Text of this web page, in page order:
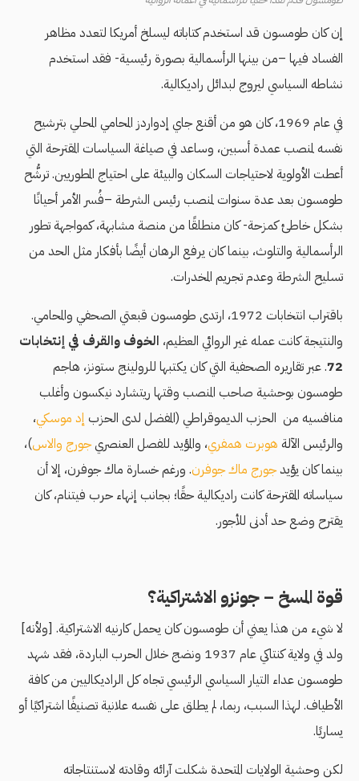
إن كان طومسون قد استخدم كتاباته ليسلخ أمريكا لتعدد مظاهر
الفساد فيها –من بينها الرأسمالية بصورة رئيسية- فقد استخدم
نشاطه السياسي ليروج لبدائل راديكالية.
في عام 1969، كان هو من أقنع جاي إدواردز المحامي المحلي بترشيح
نفسه لمنصب عمدة أسبين، وساعد في صياغة السياسات المقترحة التي
أعطت الأولوية لاحتياجات السكان والبيئة على احتياج المطوريين. ترشُّح
طومسون بعد عدة سنوات لمنصب رئيس الشرطة –فُسر الأمر أحيانًا
بشكل خاطئ كمزحة- كان منطلقًا من منصة مشابهة، كمواجهة تطور
الرأسمالية والتلوث، بينما كان يرفع الرهان أيضًا بأفكار مثل الحد من
تسليح الشرطة وعدم تجريم المخدرات.
باقتراب انتخابات 1972، ارتدى طومسون قبعتي الصحفي والمحامي.
والنتيجة كانت عمله غير الروائي العظيم، الخوف والقرف في إنتخابات
72. عبر تقاريره الصحفية التي كان يكتبها للرولينج ستونز، هاجم
طومسون بوحشية صاحب المنصب وقتها ريتشارد نيكسون وأغلب
منافسيه من الحزب الديموقراطي (المفضل لدى الحزب إد موسكي،
والرئيس الآلة هوبرت همفري، والمؤيد للفصل العنصريجورج والاس)،
بينما كان يؤيدجورج ماك جوفرن. ورغم خسارة ماك جوفرن، إلا أن
سياساته المقترحة كانت راديكالية حقًا؛ بجانب إنهاء حرب فيتنام، كان
يقترح وضع حد أدنى للأجور.
قوة المسخ – جونزو الاشتراكية؟
لا شيء من هذا يعني أن طومسون كان يحمل كارنيه الاشتراكية. [ولأنه]
ولد في ولاية كنتاكي عام 1937 ونضج خلال الحرب الباردة، فقد شهد
طومسون عداء التيار السياسي الرئيسي تجاه كل الراديكاليين من كافة
الأطياف. لهذا السبب، ربما، لم يطلق على نفسه علانية تصنيفًا اشتراكيًا أو
يساريًا.
لكن وحشية الولايات المتحدة شكلت آرائه وقادته لاستنتاجاته